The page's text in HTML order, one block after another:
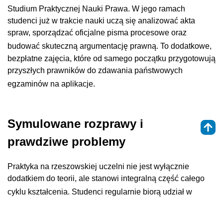
Studium Praktycznej Nauki Prawa. W jego ramach
studenci już w trakcie nauki uczą się analizować akta
spraw, sporządzać oficjalne pisma procesowe oraz
budować skuteczną argumentację prawną. To dodatkowe,
bezpłatne zajęcia, które od samego początku przygotowują
przyszłych prawników do zdawania państwowych
egzaminów na aplikacje.
Symulowane rozprawy i
prawdziwe problemy
Praktyka na rzeszowskiej uczelni nie jest wyłącznie
dodatkiem do teorii, ale stanowi integralną część całego
cyklu kształcenia. Studenci regularnie biorą udział w